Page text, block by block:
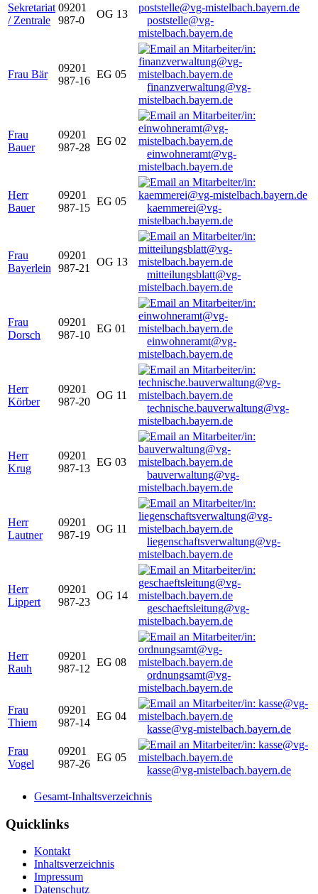
Sekretariat
/ Zentrale
09201
987-0
OG 13
poststelle@vg-
mistelbach.bayern.de
Frau Bär
09201
987-16
EG 05
finanzverwaltung@vg-
mistelbach.bayern.de
Frau
Bauer
09201
987-28
EG 02
einwohneramt@vg-
mistelbach.bayern.de
Herr
Bauer
09201
987-15
EG 05
kaemmerei@vg-
mistelbach.bayern.de
Frau
Bayerlein
09201
987-21
OG 13
mitteilungsblatt@vg-
mistelbach.bayern.de
Frau
Dorsch
09201
987-10
EG 01
einwohneramt@vg-
mistelbach.bayern.de
Herr
Körber
09201
987-20
OG 11
technische.bauverwaltung@vg-
mistelbach.bayern.de
Herr
Krug
09201
987-13
EG 03
bauverwaltung@vg-
mistelbach.bayern.de
Herr
Lautner
09201
987-19
OG 11
liegenschaftsverwaltung@vg-
mistelbach.bayern.de
Herr
Lippert
09201
987-23
OG 14
geschaeftsleitung@vg-
mistelbach.bayern.de
Herr
Rauh
09201
987-12
EG 08
ordnungsamt@vg-
mistelbach.bayern.de
Frau
Thiem
09201
987-14
EG 04
kasse@vg-mistelbach.bayern.de
Frau
Vogel
09201
987-26
EG 05
kasse@vg-mistelbach.bayern.de
Gesamt-Inhaltsverzeichnis
Quicklinks
Kontakt
Inhaltsverzeichnis
Impressum
Datenschutz